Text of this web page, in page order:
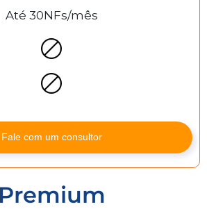
Até 30NFs/mês
Fale com um consultor
Premium